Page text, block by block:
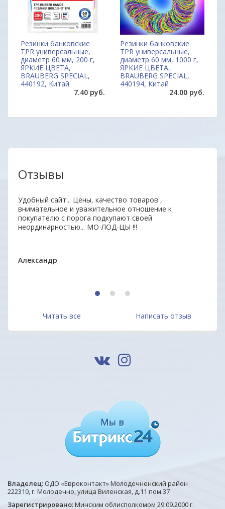
Резинки банковские
TPR универсальные,
диаметр 60 мм, 200 г,
ЯРКИЕ ЦВЕТА,
BRAUBERG SPECIAL,
440192, Китай
7.40 руб.
Резинки банковские
TPR универсальные,
диаметр 60 мм, 1000 г,
ЯРКИЕ ЦВЕТА,
BRAUBERG SPECIAL,
440194, Китай
24.00 руб.
Отзывы
Удобный сайт... Цены, качество товаров ,
внимательное и уважительное отношение к
покупателю с порога подкупают своей
неординарностью... МО-ЛОД-ЦЫ !!!
Александр
1 2 3
Читать все Написать отзыв
Владелец: ОДО «Евроконтакт» Молодечненский район
222310, г. Молодечно, улица Виленская, д.11 пом.37
Зарегистрировано:Минским облисполкомом 29.09.2000 г.